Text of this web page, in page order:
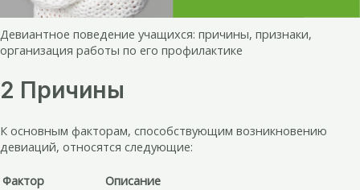
Девиантное поведение учащихся: причины, признаки,
организация работы по его профилактике
2 Причины
К основным факторам, способствующим возникновению
девиаций, относятся следующие:
Фактор Описание